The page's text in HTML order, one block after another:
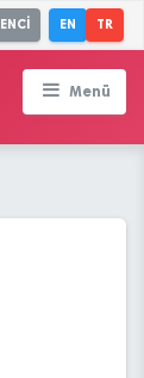
EN TR
Menü